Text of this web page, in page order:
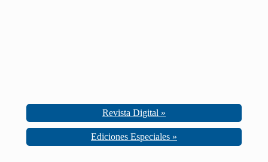
Revista Digital »
Ediciones Especiales »